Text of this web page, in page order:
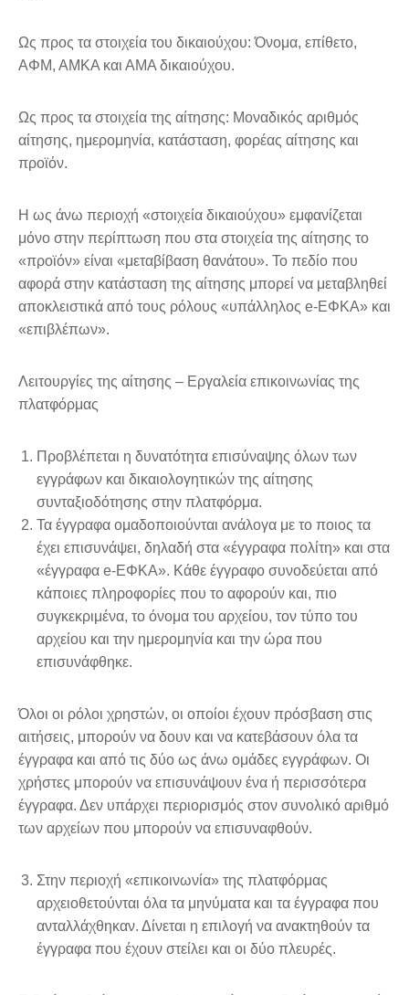
Ως προς τα στοιχεία του δικαιούχου: Όνομα, επίθετο,
ΑΦΜ, ΑΜΚΑ και ΑΜΑ δικαιούχου.
Ως προς τα στοιχεία της αίτησης: Μοναδικός αριθμός
αίτησης, ημερομηνία, κατάσταση, φορέας αίτησης και
προϊόν.
Η ως άνω περιοχή «στοιχεία δικαιούχου» εμφανίζεται
μόνο στην περίπτωση που στα στοιχεία της αίτησης το
«προϊόν» είναι «μεταβίβαση θανάτου». Το πεδίο που
αφορά στην κατάσταση της αίτησης μπορεί να μεταβληθεί
αποκλειστικά από τους ρόλους «υπάλληλος e-ΕΦΚΑ» και
«επιβλέπων».
Λειτουργίες της αίτησης – Εργαλεία επικοινωνίας της
πλατφόρμας
Προβλέπεται η δυνατότητα επισύναψης όλων των
εγγράφων και δικαιολογητικών της αίτησης
συνταξιοδότησης στην πλατφόρμα.
Τα έγγραφα ομαδοποιούνται ανάλογα με το ποιος τα
έχει επισυνάψει, δηλαδή στα «έγγραφα πολίτη» και στα
«έγγραφα e-ΕΦΚΑ». Κάθε έγγραφο συνοδεύεται από
κάποιες πληροφορίες που το αφορούν και, πιο
συγκεκριμένα, το όνομα του αρχείου, τον τύπο του
αρχείου και την ημερομηνία και την ώρα που
επισυνάφθηκε.
Όλοι οι ρόλοι χρηστών, οι οποίοι έχουν πρόσβαση στις
αιτήσεις, μπορούν να δουν και να κατεβάσουν όλα τα
έγγραφα και από τις δύο ως άνω ομάδες εγγράφων. Οι
χρήστες μπορούν να επισυνάψουν ένα ή περισσότερα
έγγραφα. Δεν υπάρχει περιορισμός στον συνολικό αριθμό
των αρχείων που μπορούν να επισυναφθούν.
Στην περιοχή «επικοινωνία» της πλατφόρμας
αρχειοθετούνται όλα τα μηνύματα και τα έγγραφα που
ανταλλάχθηκαν. Δίνεται η επιλογή να ανακτηθούν τα
έγγραφα που έχουν στείλει και οι δύο πλευρές.